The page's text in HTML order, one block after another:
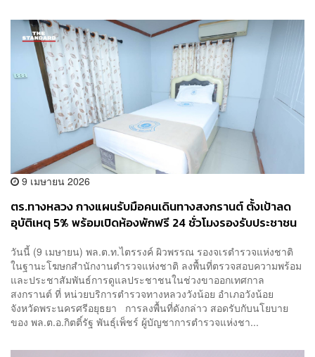
9 เมษายน 2026
ตร.ทางหลวง กางแผนรับมือคนเดินทางสงกรานต์ ตั้งเป้าลด
อุบัติเหตุ 5% พร้อมเปิดห้องพักฟรี 24 ชั่วโมงรองรับประชาชน
วันนี้ (9 เมษายน) พล.ต.ท.ไตรรงค์ ผิวพรรณ รองจเรตำรวจแห่งชาติ
ในฐานะโฆษกสำนักงานตำรวจแห่งชาติ ลงพื้นที่ตรวจสอบความพร้อม
และประชาสัมพันธ์การดูแลประชาชนในช่วงขาออกเทศกาล
สงกรานต์ ที่ หน่วยบริการตำรวจทางหลวงวังน้อย อำเภอวังน้อย
จังหวัดพระนครศรีอยุธยา การลงพื้นที่ดังกล่าว สอดรับกับนโยบาย
ของ พล.ต.อ.กิตติ์รัฐ พันธุ์เพ็ชร์ ผู้บัญชาการตำรวจแห่งชา...